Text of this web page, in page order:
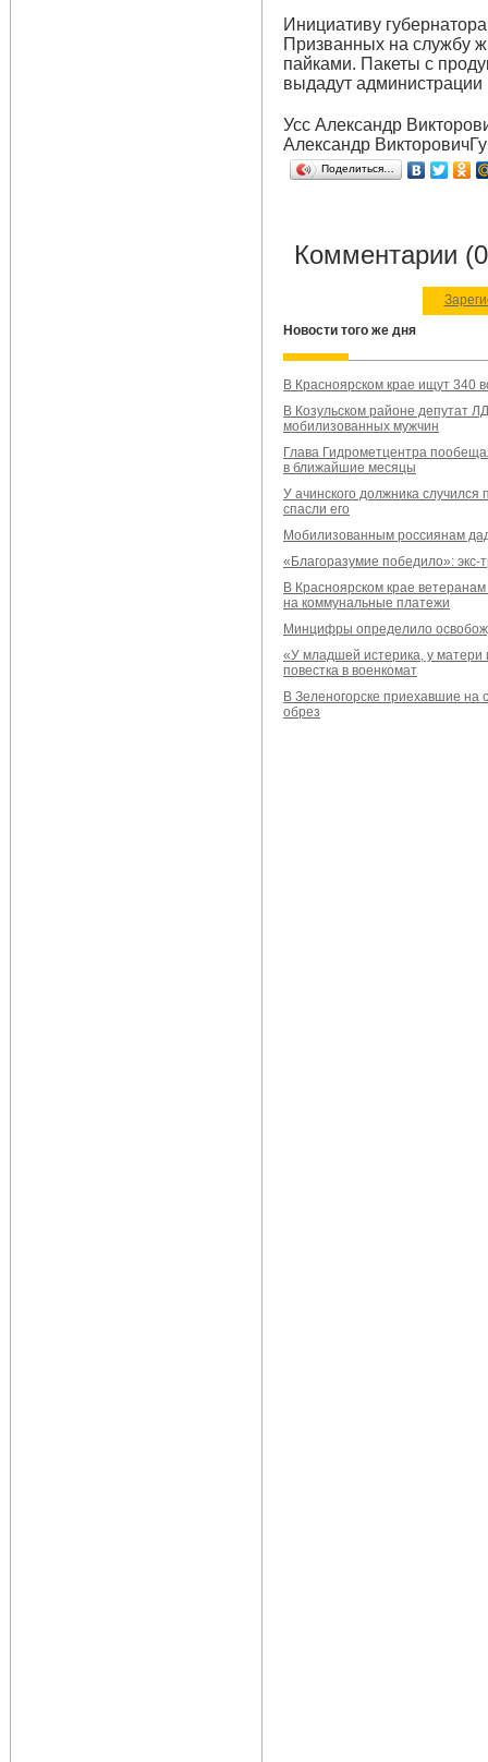
Инициативу
Призванных на службу
пайками. Пакеты с
выдадут администрации
Усс Александр
Александр
Поделиться…
Комментарии
Новости того же дня
В Красноярском крае ищут 340
В Козульском районе депутат
мобилизованных мужчин
Глава Гидрометцентра
в ближайшие месяцы
У ачинского должника
спасли его
Мобилизованным россиянам
«Благоразумие победило»: экс-
В Красноярском крае
на коммунальные платежи
Минцифры определило
«У младшей истерика, у матери
повестка в военкомат
В Зеленогорске приехавшие
обрез